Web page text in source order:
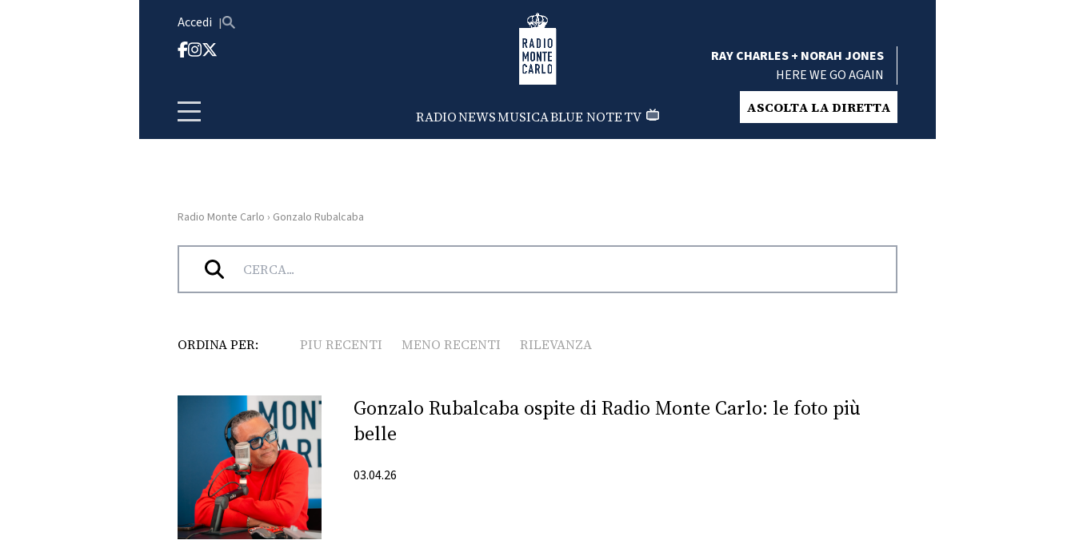
Accedi Radio Monte Carlo
RADIONEWSMUSICABLUE NOTETV
RAY CHARLES + NORAH JONES
HERE WE GO AGAIN
ASCOLTA LA DIRETTA
HOME
RADIO
CONCORSI
Radio Monte Carlo › Gonzalo Rubalcaba
Tag:Gonzalo Rubalcaba
ORDINA PER: PIU RECENTI MENO RECENTI RILEVANZA
Gonzalo Rubalcaba ospite di Radio Monte Carlo: le foto più
belle
03.04.26